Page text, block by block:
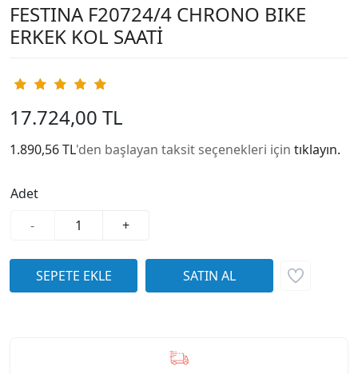
FESTINA F20724/4 CHRONO BIKE
ERKEK KOL SAATİ
17.724,00 TL
1.890,56 TL'den başlayan taksit seçenekleri için tıklayın.
Adet
-
+